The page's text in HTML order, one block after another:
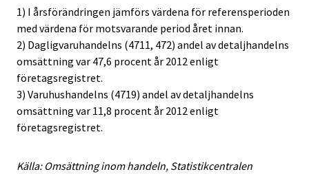
1) I årsförändringen jämförs värdena för referensperioden
med värdena för motsvarande period året innan.
2) Dagligvaruhandelns (4711, 472) andel av detaljhandelns
omsättning var 47,6 procent år 2012 enligt
företagsregistret.
3) Varuhushandelns (4719) andel av detaljhandelns
omsättning var 11,8 procent år 2012 enligt
företagsregistret.
Källa: Omsättning inom handeln, Statistikcentralen